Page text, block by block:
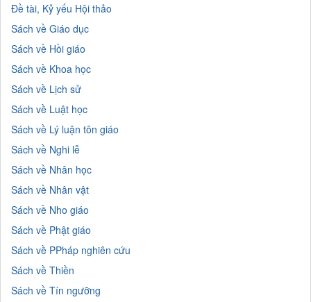
Đề tài, Kỷ yếu Hội thảo
Sách về Giáo dục
Sách về Hồi giáo
Sách về Khoa học
Sách về Lịch sử
Sách về Luật học
Sách về Lý luận tôn giáo
Sách về Nghi lễ
Sách về Nhân học
Sách về Nhân vật
Sách về Nho giáo
Sách về Phật giáo
Sách về PPháp nghiên cứu
Sách về Thiền
Sách về Tín ngưỡng